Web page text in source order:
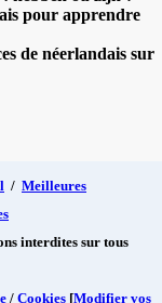
pour apprendre
de néerlandais sur
/ Meilleures
interdites sur tous
/ Cookies [Modifier vos